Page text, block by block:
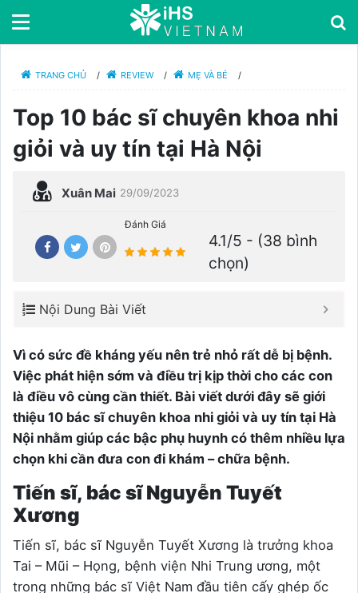
TRANG CHỦ / REVIEW / MẸ VÀ BÉ /
Top 10 bác sĩ chuyên khoa nhi
giỏi và uy tín tại Hà Nội
Xuân Mai 29/09/2023
Đánh Giá
4.1/5 - (38 bình
chọn)
Nội Dung Bài Viết
Vì có sức đề kháng yếu nên trẻ nhỏ rất dễ bị bệnh.
Việc phát hiện sớm và điều trị kịp thời cho các con
là điều vô cùng cần thiết. Bài viết dưới đây sẽ giới
thiệu 10 bác sĩ chuyên khoa nhi giỏi và uy tín tại Hà
Nội nhằm giúp các bậc phụ huynh có thêm nhiều lựa
chọn khi cần đưa con đi khám – chữa bệnh.
Tiến sĩ, bác sĩ Nguyễn Tuyết
Xương
Tiến sĩ, bác sĩ Nguyễn Tuyết Xương là trưởng khoa
Tai – Mũi – Họng, bệnh viện Nhi Trung ương, một
trong những bác sĩ Việt Nam đầu tiên cấy ghép ốc